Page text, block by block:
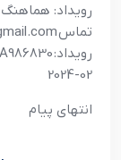
رويداد:
تماس
رويداد:
02-2024
انتهاي پيام